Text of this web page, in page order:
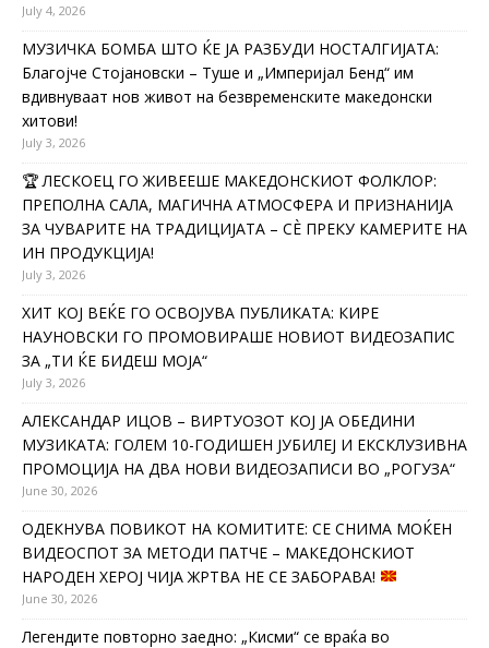
July 4, 2026
МУЗИЧКА БОМБА ШТО ЌЕ ЈА РАЗБУДИ НОСТАЛГИЈАТА:
Благојче Стојановски – Туше и „Империјал Бенд“ им
вдивнуваат нов живот на безвременските македонски
хитови!
July 3, 2026
🏆 ЛЕСКОЕЦ ГО ЖИВЕЕШЕ МАКЕДОНСКИОТ ФОЛКЛОР:
ПРЕПОЛНА САЛА, МАГИЧНА АТМОСФЕРА И ПРИЗНАНИЈА
ЗА ЧУВАРИТЕ НА ТРАДИЦИЈАТА – СÈ ПРЕКУ КАМЕРИТЕ НА
ИН ПРОДУКЦИЈА!
July 3, 2026
ХИТ КОЈ ВЕЌЕ ГО ОСВОЈУВА ПУБЛИКАТА: КИРЕ
НАУНОВСКИ ГО ПРОМОВИРАШЕ НОВИОТ ВИДЕОЗАПИС
ЗА „ТИ ЌЕ БИДЕШ МОЈА“
July 3, 2026
АЛЕКСАНДАР ИЦОВ – ВИРТУОЗОТ КОЈ ЈА ОБЕДИНИ
МУЗИКАТА: ГОЛЕМ 10-ГОДИШЕН ЈУБИЛЕЈ И ЕКСКЛУЗИВНА
ПРОМОЦИЈА НА ДВА НОВИ ВИДЕОЗАПИСИ ВО „РОГУЗА“
June 30, 2026
ОДЕКНУВА ПОВИКОТ НА КОМИТИТЕ: СЕ СНИМА МОЌЕН
ВИДЕОСПОТ ЗА МЕТОДИ ПАТЧЕ – МАКЕДОНСКИОТ
НАРОДЕН ХЕРОЈ ЧИЈА ЖРТВА НЕ СЕ ЗАБОРАВА!
June 30, 2026
Легендите повторно заедно: „Кисми“ се враќа во